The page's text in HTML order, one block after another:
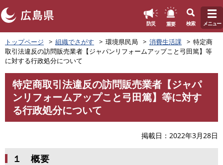
ペ
ー
ジ
の
防災 重要 検索 メニュー
トップページ 組織でさがす 環境県民局 消費生活課
特定商
取引法違反の訪問販売業者【ジャパンリフォームアップこと弓田篤】等
に対する行政処分について
特定商取引法違反の訪問販売業者【ジャパ
ンリフォームアップこと弓田篤】等に対す
る行政処分について
掲載日 2022年3月28日
１ 概要